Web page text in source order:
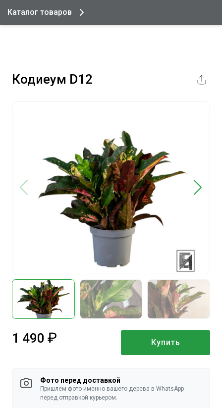
Каталог товаров
Кодиеум D12
1 490 Купить
Фото перед доставкой
Пришлем фото именно вашего дерева в WhatsApp
перед отправкой курьером.